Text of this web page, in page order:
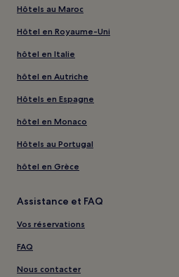
Hôtels au Maroc
Hôtel en Royaume-Uni
hôtel en Italie
hôtel en Autriche
Hôtels en Espagne
hôtel en Monaco
Hôtels au Portugal
hôtel en Grèce
Assistance et FAQ
Vos réservations
FAQ
Nous contacter